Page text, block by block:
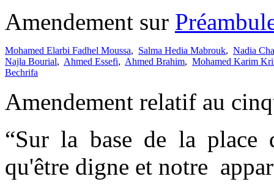
Amendement sur
Mohamed Elarbi Fadhel Moussa, Salma Hedia Mabrouk, Nadia
Najla Bourial, Ahmed Essefi, Ahmed Brahim, Mohamed Karim
Bechrifa
Amendement relatif au
“Sur la base de la place
qu'être digne et notre